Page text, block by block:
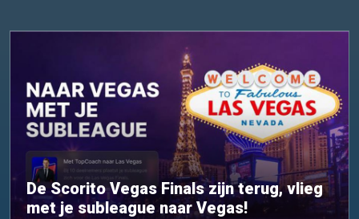
De Scorito Vegas Finals zijn terug, vlieg
met je subleague naar Vegas!